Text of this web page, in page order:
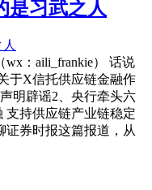
是习武之人
：aili_frankie） 话说
于X信托供应链金融作
明辟谣2、央行牵头六
支持供应链产业链稳定
证券时报这篇报道，从